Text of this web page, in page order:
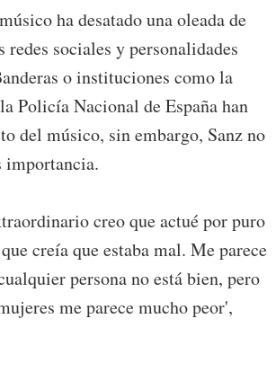
ha desatado una oleada de
redes sociales y personalidades
o instituciones como la
Policía Nacional de España han
del músico, sin embargo, Sanz no
importancia.
creo que actué por puro
creía que estaba mal. Me parece
persona no está bien, pero
me parece mucho peor',